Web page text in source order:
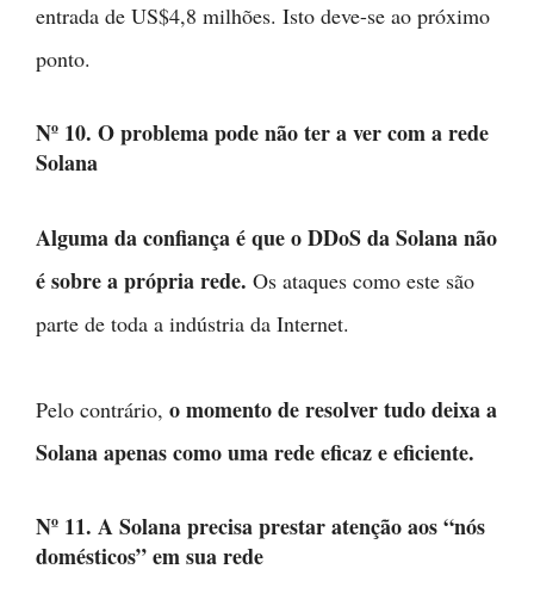
entrada de US$4,8 milhões. Isto deve-se ao próximo
ponto.
Nº 10. O problema pode não ter a ver com a rede
Solana
Alguma da confiança é que o DDoS da Solana não
é sobre a própria rede. Os ataques como este são
parte de toda a indústria da Internet.
Pelo contrário, o momento de resolver tudo deixa a
Solana apenas como uma rede eficaz e eficiente.
Nº 11. A Solana precisa prestar atenção aos “nós
domésticos” em sua rede